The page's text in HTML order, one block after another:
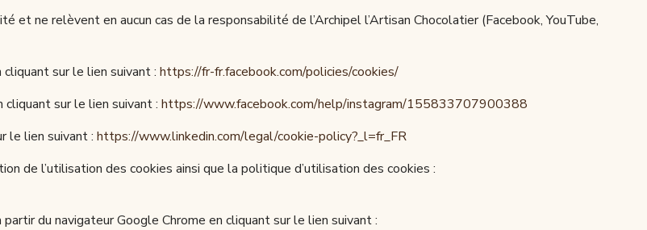
ne relèvent en aucun cas de la responsabilité de l’Archipel l’Artisan Chocolatier (Facebook, YouTube,
sur le lien suivant : https://fr-fr.facebook.com/policies/cookies/
sur le lien suivant : https://www.facebook.com/help/instagram/155833707900388
le lien suivant : https://www.linkedin.com/legal/cookie-policy?_l=fr_FR
de l’utilisation des cookies ainsi que la politique d’utilisation des cookies :
du navigateur Google Chrome en cliquant sur le lien suivant :